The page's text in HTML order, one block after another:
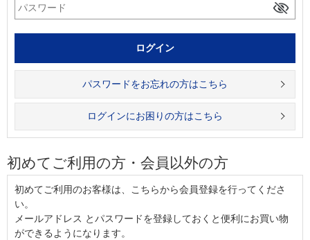
パスワードをお忘れの方はこちら
ログインにお困りの方はこちら
初めてご利用の方・会員以外の方
初めてご利用のお客様は、こちらから会員登録を行ってくださ
い。
メールアドレス とパスワードを登録しておくと便利にお買い物
ができるようになります。